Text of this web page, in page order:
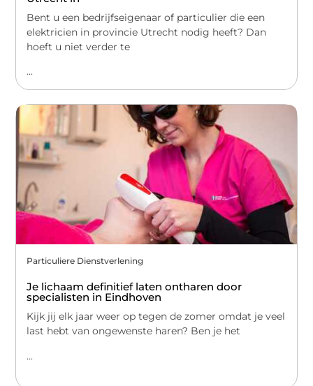
Bent u een bedrijfseigenaar of particulier die een
elektricien in provincie Utrecht nodig heeft? Dan
hoeft u niet verder te
...
Particuliere Dienstverlening
Je lichaam definitief laten ontharen door
specialisten in Eindhoven
Kijk jij elk jaar weer op tegen de zomer omdat je veel
last hebt van ongewenste haren? Ben je het
...